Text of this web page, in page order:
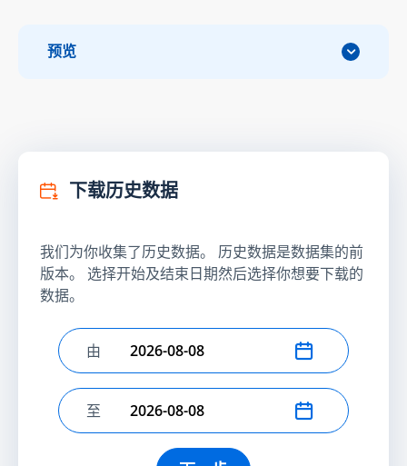
预览
下载历史数据
我们为你收集了历史数据。 历史数据是数据集的前
版本。 选择开始及结束日期然后选择你想要下载的
数据。
选择开始日期
由
选择结束日期
至